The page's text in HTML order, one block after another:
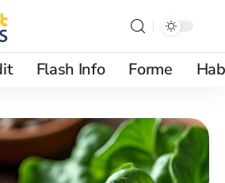
Flash Info Forme